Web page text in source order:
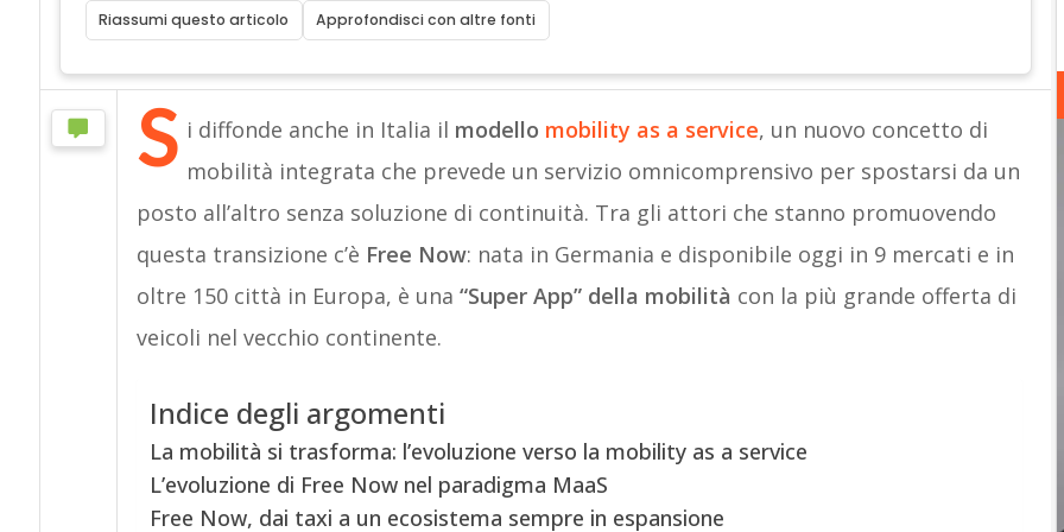
Riassumi questo articolo Approfondisci con altre fonti
S i diffonde anche in Italia il modello mobility as a service, un nuovo concetto di
mobilità integrata che prevede un servizio omnicomprensivo per spostarsi da un
posto all’altro senza soluzione di continuità. Tra gli attori che stanno promuovendo
questa transizione c’è Free Now: nata in Germania e disponibile oggi in 9 mercati e in
oltre 150 città in Europa, è una “Super App” della mobilità con la più grande offerta di
veicoli nel vecchio continente.
Indice degli argomenti
La mobilità si trasforma: l’evoluzione verso la mobility as a service
L’evoluzione di Free Now nel paradigma MaaS
Free Now, dai taxi a un ecosistema sempre in espansione